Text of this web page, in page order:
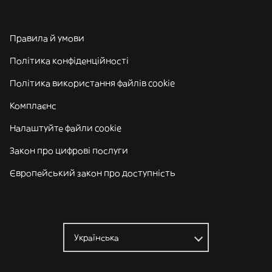
Правила й умови
Політика конфіденційності
Політика використання файлів cookie
Комплаєнс
Налаштуйте файли cookie
Закон про цифрові послуги
Європейський закон про доступність